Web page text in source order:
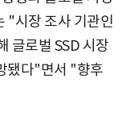
"시장 조사 기관인
글로벌 SSD 시장
됐다"면서 "향후